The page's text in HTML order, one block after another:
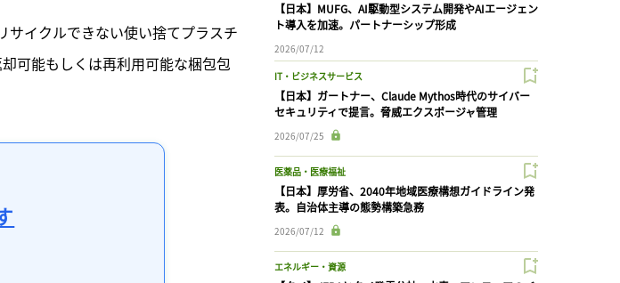
イクルできない使い捨てプラスチ
可能もしくは再利用可能な梱包包
【日本】MUFG、AI駆動型システム開発やAIエージェン
ト導入を加速。パートナーシップ形成
2026/07/12
IT・ビジネスサービス
【日本】ガートナー、Claude Mythos時代のサイバー
セキュリティで提言。脅威エクスポージャ管理
2026/07/25
医薬品・医療福祉
【日本】厚労省、2040年地域医療構想ガイドライン発
表。自治体主導の態勢構築急務
2026/07/12
エネルギー・資源